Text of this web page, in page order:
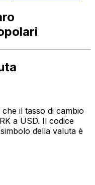
il tasso di cambio
a USD. Il codice
della valuta è